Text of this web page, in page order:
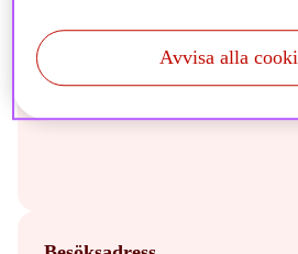
Storebrand Fonder
Avvisa alla